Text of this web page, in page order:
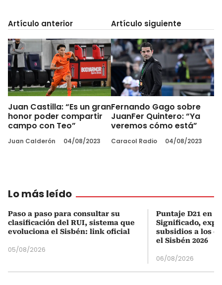
Artículo anterior
Juan Castilla: “Es un gran
honor poder compartir
campo con Teo”
Juan Calderón 04/08/2023
Artículo siguiente
Fernando Gago sobre
JuanFer Quintero: “Ya
veremos cómo está”
Caracol Radio 04/08/2023
Lo más leído
Paso a paso para consultar su
clasificación del RUI, sistema que
evoluciona el Sisbén: link oficial
05/08/2026
Puntaje D21 en
Significado,
subsidios a los
el Sisbén 2026
06/08/2026